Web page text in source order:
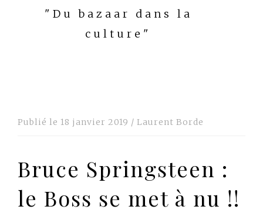
"Du bazaar dans la
culture"
Publié le 18 janvier 2019 / Laurent Borde
Bruce Springsteen :
le Boss se met à nu !!